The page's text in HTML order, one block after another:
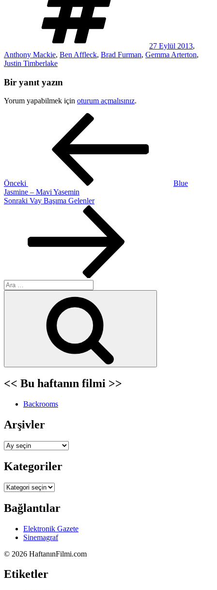
27 Eylül 2013,
Anthony Mackie, Ben Affleck, Brad Furman, Gemma Arterton,
Justin Timberlake
Bir yanıt yazın
Yorum yapabilmek için oturum açmalısınız.
Önceki
Blue
Jasmine – Mavi Yasemin
Sonraki
Sonraki Vay Başıma Gelenler
Ara:
<< Bu haftanın filmi >>
Backrooms
Arşivler
Arşivler
Kategoriler
Kategoriler
Bağlantılar
Elektronik Gazete
Sinemagraf
© 2026 HaftanınFilmi.com
Etiketler